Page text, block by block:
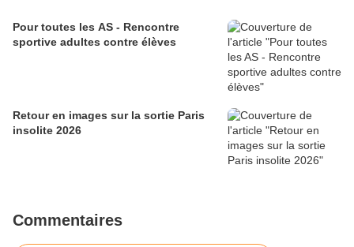
Pour toutes les AS - Rencontre
sportive adultes contre élèves
Retour en images sur la sortie Paris
insolite 2026
Commentaires